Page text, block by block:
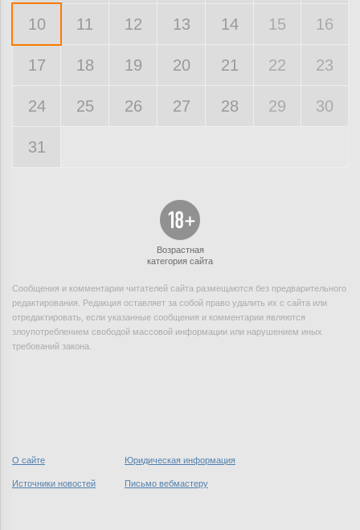
10 11 12 13 14 15 16
17 18 19 20 21 22 23
24 25 26 27 28 29 30
31
Возрастная
категория сайта
Сообщения и комментарии читателей сайта размещаются без предварительного
редактирования. Редакция оставляет за собой право удалить их с сайта или
отредактировать, если указанные сообщения и комментарии являются
злоупотреблением свободой массовой информации или нарушением иных
требований закона.
О сайте Юридическая информация
Источники новостей Письмо вебмастеру